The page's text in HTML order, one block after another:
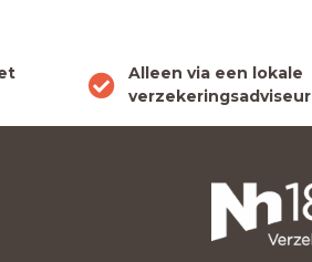
Alleen via een lokale
verzekeringsadviseur